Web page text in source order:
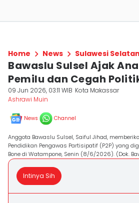
Home News Sulawesi Selatan
Bawaslu Sulsel Ajak
Pemilu dan Cegah
09 Jun 2026, 03:11 WIB Kota Makassar
Ashrawi Muin
News Channel
Anggota Bawaslu Sulsel, Saiful Jihad,
Pendidikan Pengawas Partisipatif (P2P) yang
Bone di Watampone, Senin (8/6/2026). (Dok.
Intinya Sih